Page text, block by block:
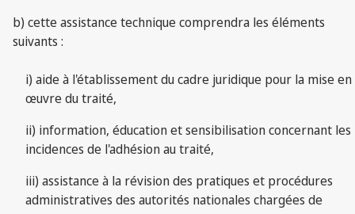
b) cette assistance technique comprendra les éléments
suivants :
i) aide à l'établissement du cadre juridique pour la mise en
œuvre du traité,
ii) information, éducation et sensibilisation concernant les
incidences de l'adhésion au traité,
iii) assistance à la révision des pratiques et procédures
administratives des autorités nationales chargées de